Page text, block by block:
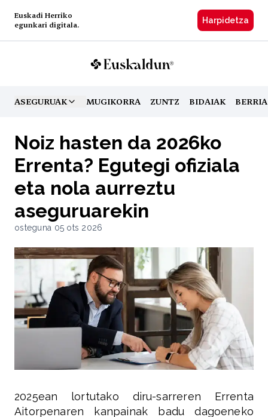
Euskadi Herriko
egunkari digitala.
Harpidetzа
ASEGURUAK
TOGGLE MENU MUGIKORRA ZUNTZ BIDAIAK
Noiz hasten da 2026ko
Errenta? Egutegi ofiziala
eta nola aurreztu
aseguruarekin
osteguna 05 ots 2026
2025ean lortutako diru-sarreren Errenta
Aitorpenaren kanpainak badu dagoeneko